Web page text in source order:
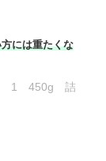
には重たくな
1 450g 詰